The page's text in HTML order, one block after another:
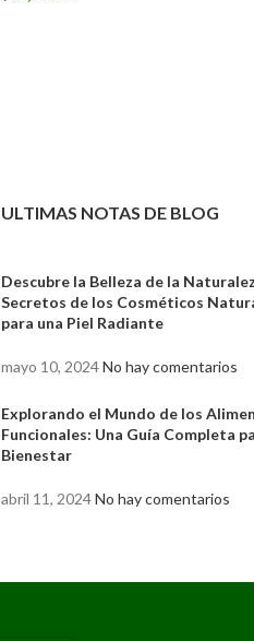
ULTIMAS NOTAS DE BLOG
Descubre la Belleza de la
Secretos de los Cosméticos
para una Piel Radiante
mayo 10, 2024No hay comentarios
Explorando el Mundo de los
Funcionales: Una Guía Completa
Bienestar
abril 11, 2024No hay comentarios